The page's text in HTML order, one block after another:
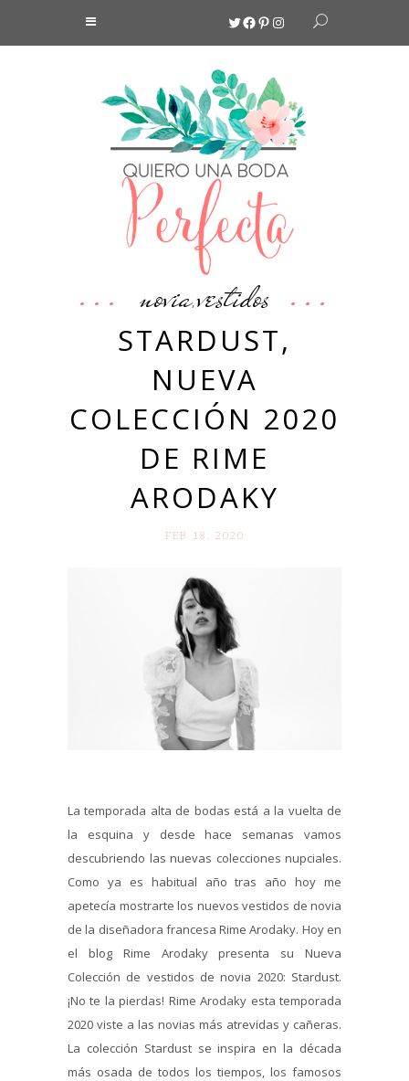
Twitter
Facebook
Pinterest
Instagram
novia,vestidos
STARDUST,
NUEVA
COLECCIÓN 2020
DE RIME
ARODAKY
FEB 18. 2020
La temporada alta de bodas está a la vuelta de
la esquina y desde hace semanas vamos
descubriendo las nuevas colecciones nupciales.
Como ya es habitual año tras año hoy me
apetecía mostrarte los nuevos vestidos de novia
de la diseñadora francesa Rime Arodaky. Hoy en
el blog Rime Arodaky presenta su Nueva
Colección de vestidos de novia 2020: Stardust.
¡No te la pierdas! Rime Arodaky esta temporada
2020 viste a las novias más atrevidas y cañeras.
La colección Stardust se inspira en la década
más osada de todos los tiempos, los famosos